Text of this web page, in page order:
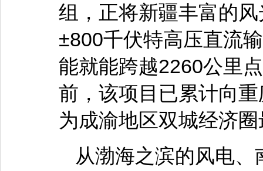
组，正将新疆丰富的
±800千伏特高压直流
能就能跨越2260公里
前，该项目已累计向
为成渝地区双城经济
从渤海之滨的风电